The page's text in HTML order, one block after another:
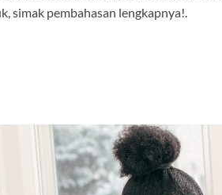
simak pembahasan lengkapnya!.